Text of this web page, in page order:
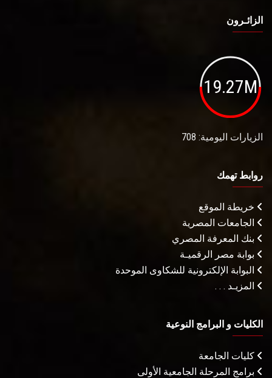
الزائـرون
19.27M
الزيارات اليومية: 708
روابط تهمك
خريطة الموقع
الجامعات المصرية
بنك المعرفة المصري
بوابة مصر الرقميـة
البوابة الإلكترونية للشكاوى الموحدة
المزيـد . . .
الكليات و البرامج النوعية
كليات الجامعة
برامج المرحلة الجامعية الأولى